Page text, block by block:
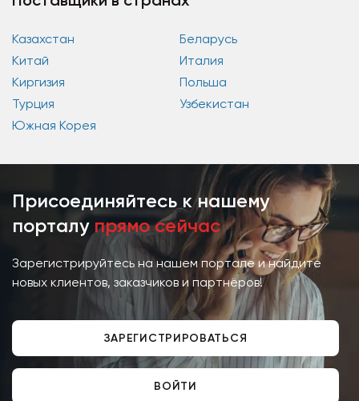
Казахстан
Беларусь
Китай
Италия
Киргизия
Польша
Турция
Узбекистан
Южная Корея
Присоединяйтесь к нашему
порталу прямо сейчас
Зарегистрируйтесь на нашем портале и найдите
новых клиентов, заказчиков и партнёров!
ЗАРЕГИСТРИРОВАТЬСЯ
ВОЙТИ